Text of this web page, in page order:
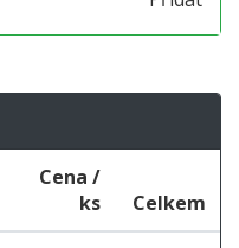
Cena /
ks
Celkem